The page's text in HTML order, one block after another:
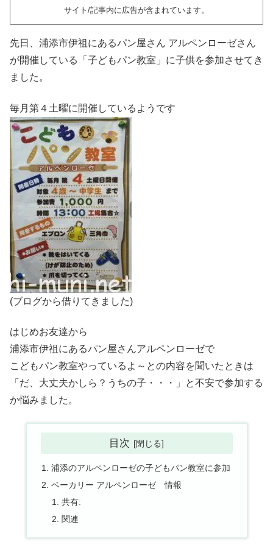
サイト/記事内に広告が含まれています。
先日、浦添市伊祖にあるパン屋さん アルペンローゼさん
が開催している「子どもパン教室」に子供を参加させてき
ました。
毎月第４土曜に開催しているようです
(ブログから借りてきました)
はじめお友達から
浦添市伊祖にあるパン屋さんアルペンローゼで
こどもパン教室やっているよ～との内容を聞いたときは
「だ、大丈夫かしら？うちの子・・・」と不安で参加する
か悩みました。
目次
浦添のアルペンローゼの子どもパン教室に参加
ベーカリー アルペンローゼ 情報
共有:
関連